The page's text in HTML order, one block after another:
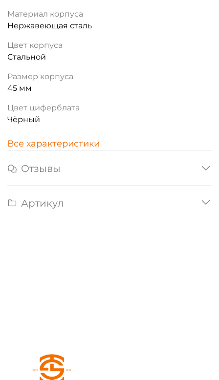
Материал корпуса
Нержавеющая сталь
Цвет корпуса
Стальной
Размер корпуса
45 мм
Цвет циферблата
Чёрный
Все характеристики
Отзывы
Артикул